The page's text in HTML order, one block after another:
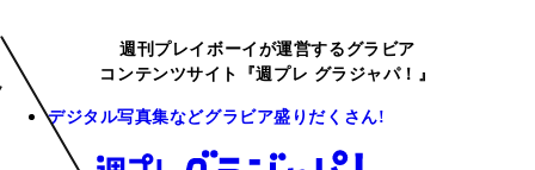
週刊プレイボーイが運営するグラビア
コンテンツサイト『週プレ グラジャパ！』
デジタル写真集などグラビア盛りだくさん!